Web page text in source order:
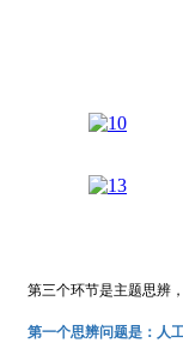
第三个环节是主题思辨
第一个思辨问题是：人